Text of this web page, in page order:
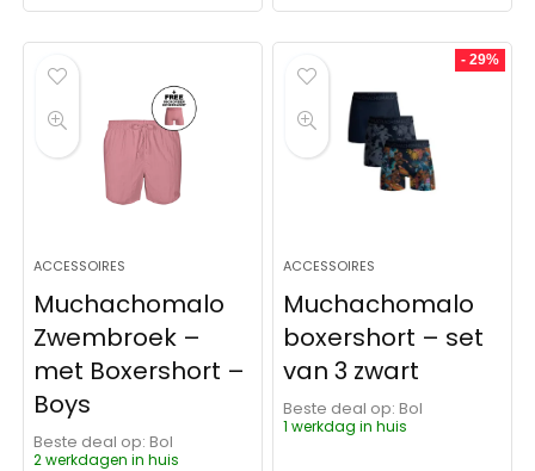
ACCESSOIRES
Muchachomalo
Zwembroek –
met Boxershort –
Boys
Beste deal op:
Bol
2 werkdagen in huis
- 29%
ACCESSOIRES
Muchachomalo
boxershort – set
van 3 zwart
Beste deal op:
Bol
1 werkdag in huis